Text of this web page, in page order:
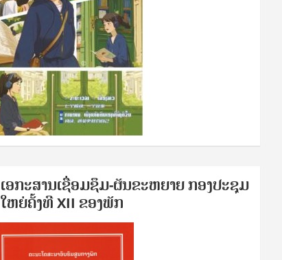
ເອກ​ະ​ສານ​ເຊ​ື່ອມ​ຊ​ຶມ-ຜັນ​ຂະ​ຫ​ຍາຍ ກອງ​ປະ​ຊຸມ​
ໃຫຍ່​ຄັ້ງ​ທີ XII ຂອງ​ພັກ